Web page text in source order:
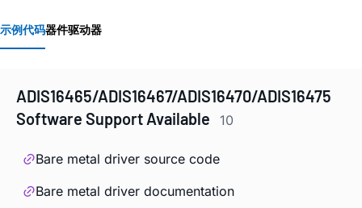
示例代码器件驱动器
ADIS16465/ADIS16467/ADIS16470/ADIS16475
Software Support Available
10
Bare metal driver source code
Bare metal driver documentation